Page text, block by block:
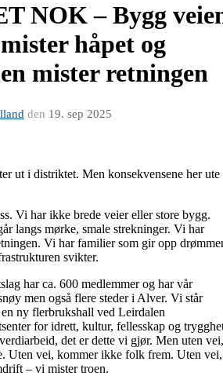
NOK – Bygg
håpet og
mister retningen
den 19. sep 2025
ut i distriktet. Men konsekvensene her ute
Vi har ikke brede veier eller store bygg.
langs mørke, smale strekninger. Vi har
Vi har familier som gir opp
svikter.
har ca. 600 medlemmer og har vår
men også flere steder i Alver. Vi står
ny flerbrukshall ved Leirdalen
for idrett, kultur, fellesskap og
det er dette vi gjør. Men uten vei,
Uten vei, kommer ikke folk frem. Uten vei,
– vi mister troen.